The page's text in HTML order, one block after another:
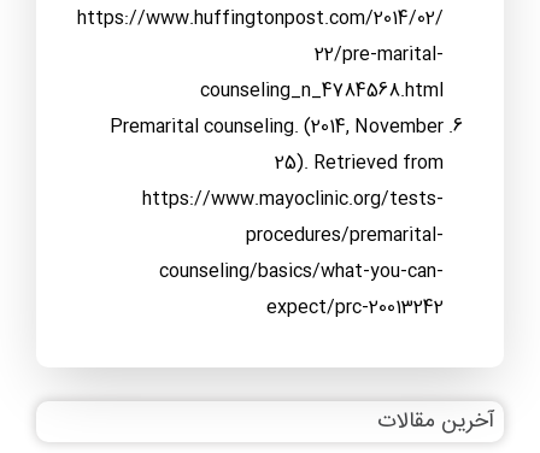
https://www.huffingtonpost.com/2014/02/
22/pre-marital-
counseling_n_4784568.html
Premarital counseling. (2014, November
25). Retrieved from
https://www.mayoclinic.org/tests-
procedures/premarital-
counseling/basics/what-you-can-
expect/prc-20013242
آخرین مقالات